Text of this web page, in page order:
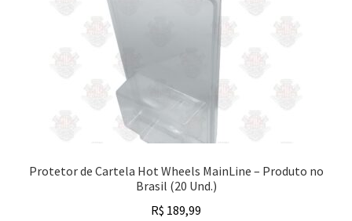
Protetor de Cartela Hot Wheels MainLine – Produto no
Brasil (20 Und.)
R$ 189,99